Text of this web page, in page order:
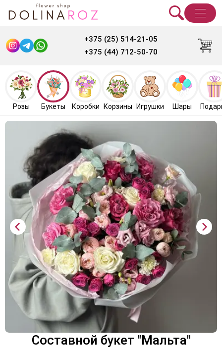
+375 (25) 514-21-05
+375 (44) 712-50-70
Розы Букеты Коробки Корзины Игрушки Шары
Составной букет "Мальта"